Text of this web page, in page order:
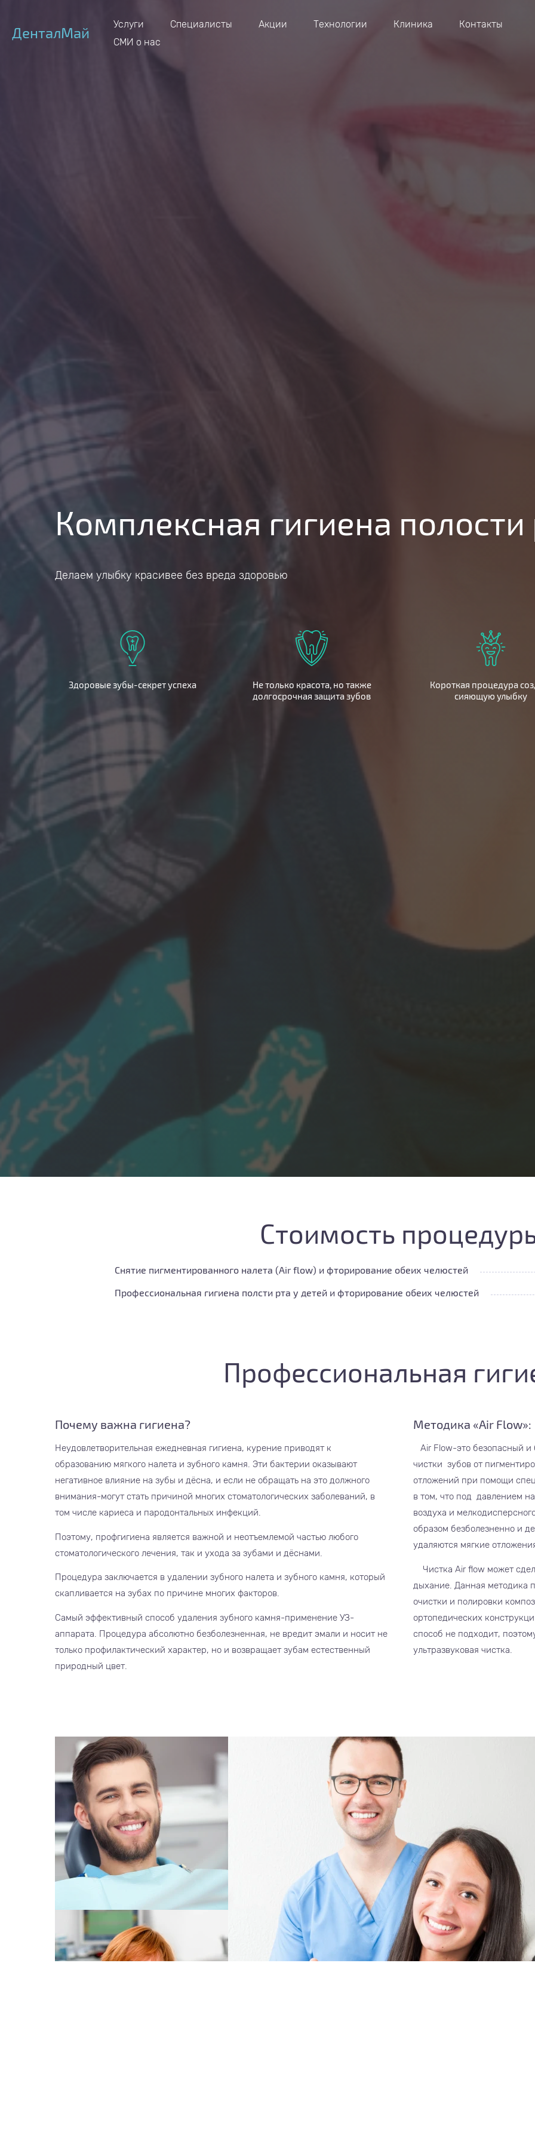
ДенталМай Услуги Специалисты Акции Технологии Клиника
Контакты
СМИ о нас
Комплексная гигиена
Делаем улыбку красивее без вреда здоровью
Здоровые зубы-секрет успеха
Не только красота, но также
долгосрочная защита зубов
Короткая процедура
сияющую улыбку
​Стоимость
Снятие пигментированного налета (Air flow) и фторирование обеих челюстей
Профессиональная гигиена полсти рта у детей и фторирование обеих челюстей
Профессиональная
Почему важна гигиена?
Неудовлетворительная ежедневная гигиена, курение приводят к
образованию мягкого налета и зубного камня. Эти бактерии оказывают
негативное влияние на зубы и дёсна, и если не обращать на это должного
внимания-могут стать причиной многих стоматологических заболеваний, в
том числе кариеса и пародонтальных инфекций.
Поэтому, профгигиена является важной и неотъемлемой частью любого
стоматологического лечения, так и ухода за зубами и дёснами.
Процедура заключается в удалении зубного налета и зубного камня, который
скапливается на зубах по причине многих факторов.
Самый эффективный способ удаления зубного камня-применение УЗ-
аппарата. Процедура абсолютно безболезненная, не вредит эмали и носит не
только профилактический характер, но и возвращает зубам естественный
природный цвет.
Методика «Air Flow»:​
Air Flow-это безопасный
чистки зубов от
отложений при помощи
в том, что под давлением
воздуха и
образом безболезненно и
удаляются мягкие
Чистка Air flow может
дыхание. Данная методика
очистки и полировки
ортопедических
способ не подходит,
ультразвуковая чистка.